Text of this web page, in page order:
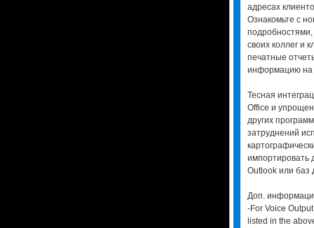
адресах
Ознакомьте с
своих коллег и
печатные
информацию на
Тесная
Office и
других
затруднений
импортировать
Outlook или баз
Доп.
-For Voice
listed in the